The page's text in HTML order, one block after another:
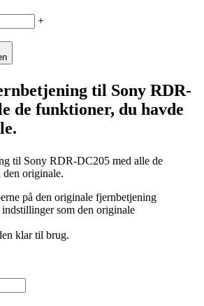
+
til Sony RDR-
de funktioner, du havde
til Sony RDR-DC205 med alle de
den originale.
på den originale fjernbetjening
som den originale
klar til brug.